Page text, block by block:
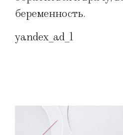
беременность.
yandex_ad_1